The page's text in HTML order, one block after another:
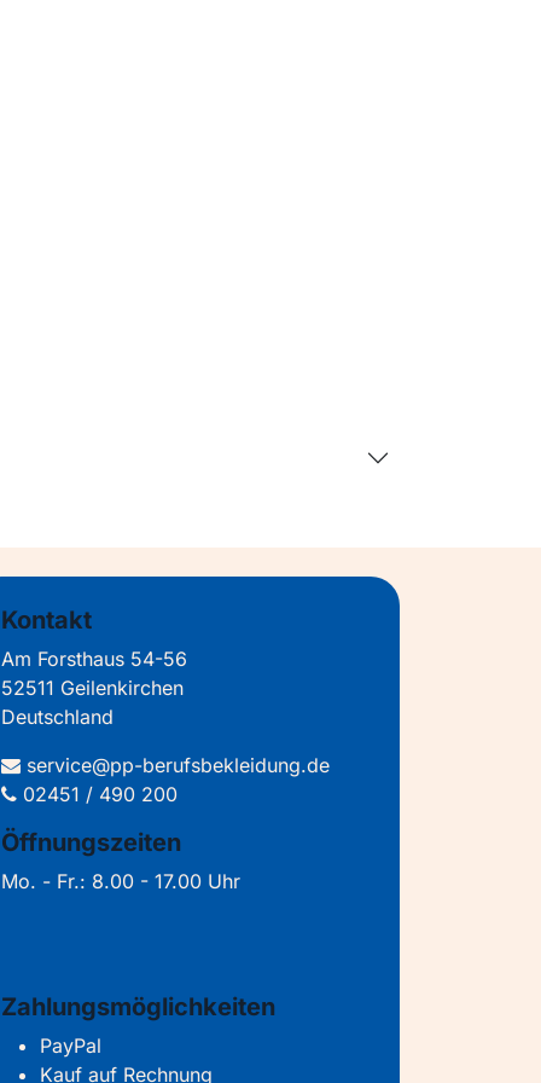
Kontakt
Am Forsthaus 54-56
52511 Geilenkirchen
Deutschland
service@pp-berufsbekleidung.de
02451 / 490 200
Öffnungszeiten
Mo. - Fr.: 8.00 - 17.00 Uhr
Zahlungsmöglichkeiten
PayPal
Kauf auf Rechnung